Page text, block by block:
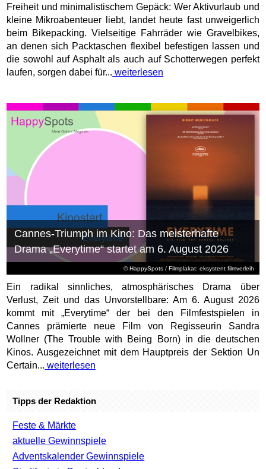
Freiheit und minimalistischem Gepäck: Wer Aktivurlaub und
kleine Mikroabenteuer liebt, landet heute fast unweigerlich
beim Bikepacking. Vielseitige Fahrräder wie Gravelbikes,
an denen sich Packtaschen flexibel befestigen lassen und
die sowohl auf Asphalt als auch auf Schotterwegen perfekt
laufen, sorgen dabei für... weiterlesen
© HappySpots / Filmplakat: eksystent filmverleih
Cannes-Triumph im Kino: Das meisterhafte
Drama „Everytime“ startet am 6. August 2026
Ein radikal sinnliches, atmosphärisches Drama über
Verlust, Zeit und das Unvorstellbare: Am 6. August 2026
kommt mit „Everytime“ der bei den Filmfestspielen in
Cannes prämierte neue Film von Regisseurin Sandra
Wollner (The Trouble with Being Born) in die deutschen
Kinos. Ausgezeichnet mit dem Hauptpreis der Sektion Un
Certain... weiterlesen
Tipps der Redaktion
Feste & Märkte
aktuelle Gewinnspiele
Adventskalender Gewinnspiele